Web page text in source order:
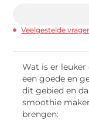
Veelgestelde
Wat is er leuker
een goede en
dit gebied en
smoothie
brengen: